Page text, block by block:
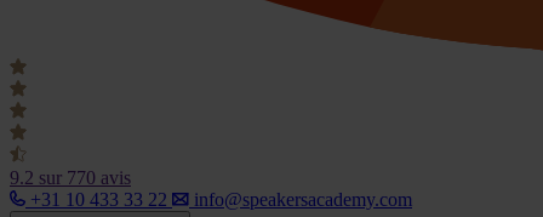
9.2 sur 770 avis
+31 10 433 33 22
info@speakersacademy.com